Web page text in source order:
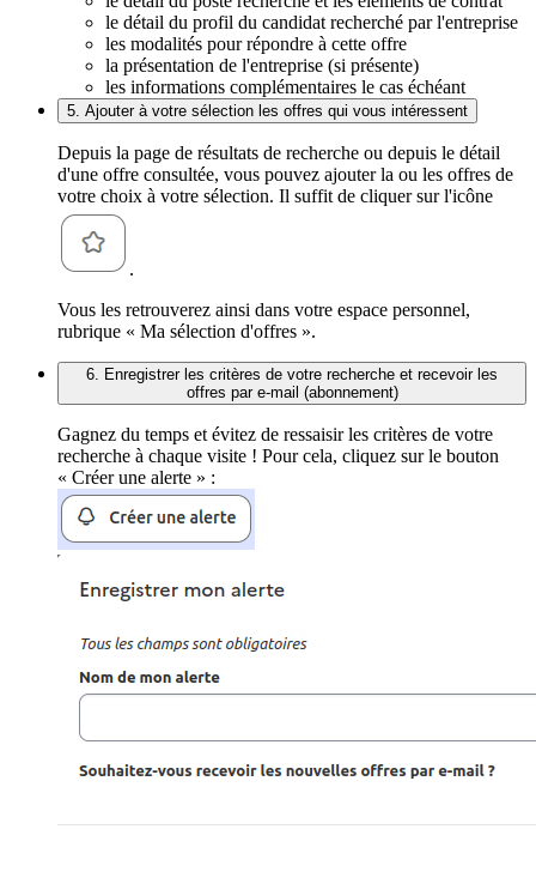
le détail du profil du candidat recherché par l'entreprise
les modalités pour répondre à cette offre
la présentation de l'entreprise (si présente)
les informations complémentaires le cas échéant
5. Ajouter à votre sélection les offres qui vous intéressent
Depuis la page de résultats de recherche ou depuis le détail
d'une offre consultée, vous pouvez ajouter la ou les offres de
votre choix à votre sélection. Il suffit de cliquer sur l'icône
.
Vous les retrouverez ainsi dans votre espace personnel,
rubrique « Ma sélection d'offres ».
6. Enregistrer les critères de votre recherche et recevoir les
offres par e-mail (abonnement)
Gagnez du temps et évitez de ressaisir les critères de votre
recherche à chaque visite ! Pour cela, cliquez sur le bouton
« Créer une alerte » :